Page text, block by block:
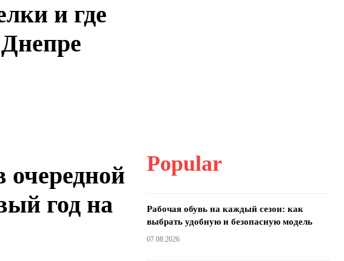
и где
очередной
год на
Popular
Рабочая обувь на каждый сезон: как
выбрать удобную и безопасную модель
07.08.2026